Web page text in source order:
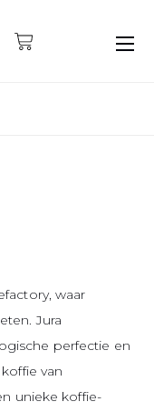
waar
Jura
perfectie en
van
unieke koffie-